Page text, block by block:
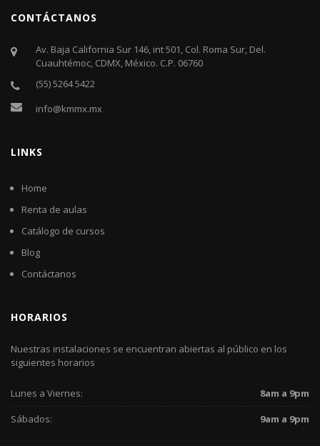
CONTÁCTANOS
Av. Baja California Sur 146, int 501, Col. Roma Sur, Del.
Cuauhtémoc, CDMX, México. C.P. 06760​
(55) 5264 5422
info@kmmx.mx
LINKS
Home
Renta de aulas
Catálogo de cursos
Blog
Contáctanos
HORARIOS
Nuestras instalaciones se encuentran abiertas al público en los
siguientes horarios
Lunes a Viernes:
8am a 9pm
Sábados:
9am a 9pm